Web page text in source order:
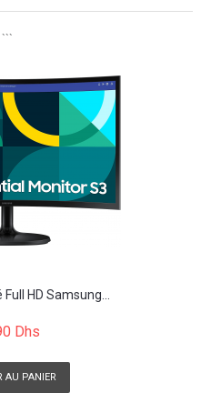
```
HD Samsung...
Dhs
AU PANIER